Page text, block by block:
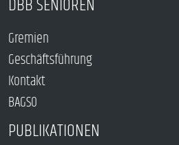
Gremien
Geschäftsführung
Kontakt
BAGSO
PUBLIKATIONEN